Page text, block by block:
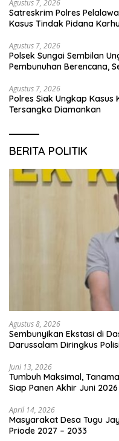
Agustus 7, 2026
Satreskrim Polres
Kasus Tindak Pidana
Agustus 7, 2026
Polsek Sungai Sembilan
Pembunuhan Berencana,
Agustus 7, 2026
Polres Siak Ungkap Kasus
Tersangka Diamankan
BERITA POLITIK
Agustus 8, 2026
Sembunyikan Ekstasi di
Darussalam Diringkus
Juni 13, 2026
Tumbuh Maksimal,
Siap Panen Akhir Juni 2026
April 14, 2026
Masyarakat Desa Tugu
Priode 2027 – 2033